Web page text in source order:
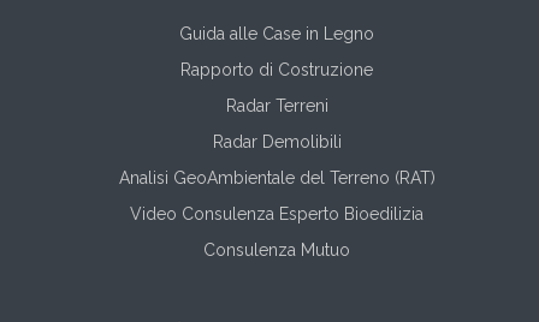
Guida alle Case in Legno
Rapporto di Costruzione
Radar Terreni
Radar Demolibili
Analisi GeoAmbientale del Terreno (RAT)
Video Consulenza Esperto Bioedilizia
Consulenza Mutuo